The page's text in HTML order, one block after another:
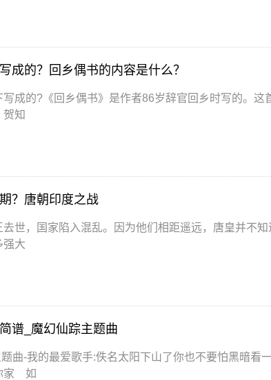
成的？回乡偶书的内容是什么？
写成的?《回乡偶书》是作者86岁辞官回乡时写的。这
贺知
？唐朝印度之战
世，国家陷入混乱。因为他们相距遥远，唐皇并不
强大
谱_魔幻仙踪主题曲
曲-我的最爱歌手:佚名太阳下山了你也不要怕黑暗看
家 如